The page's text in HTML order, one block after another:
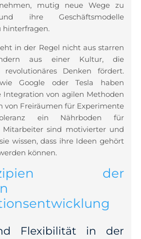
mutig neue Wege zu
ihre Geschäftsmodelle
hinterfragen.
in der Regel nicht aus starren
aus einer Kultur, die
Denken fördert.
Google oder Tesla haben
Integration von agilen Methoden
von Freiräumen für Experimente
ein Nährboden für
Mitarbeiter sind motivierter und
wissen, dass ihre Ideen gehört
können.
der
Flexibilität in der